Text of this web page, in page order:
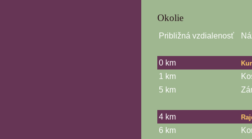
Okolie
Približná vzdialenosť
0 km
1 km
5 km
4 km
6 km